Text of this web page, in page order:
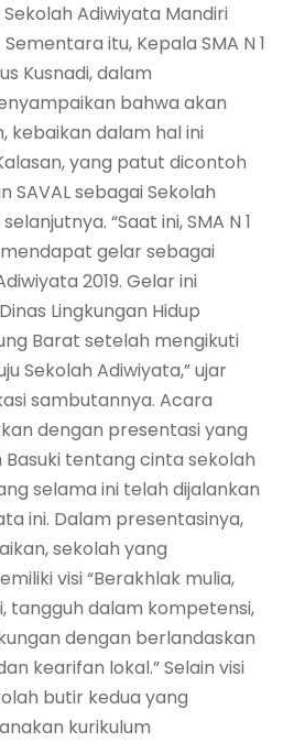
Adiwiyata Mandiri
Sementara itu, Kepala SMA N 1
Kusnadi, dalam
bahwa akan
kebaikan dalam hal ini
yang patut dicontoh
SAVAL sebagai Sekolah
“Saat ini, SMA N 1
gelar sebagai
2019. Gelar ini
Lingkungan Hidup
Barat setelah mengikuti
Sekolah Adiwiyata,” ujar
sambutannya. Acara
dengan presentasi yang
tentang cinta sekolah
selama ini telah dijalankan
ini. Dalam presentasinya,
sekolah yang
visi “Berakhlak mulia,
tangguh dalam kompetensi,
dengan berlandaskan
kearifan lokal.” Selain visi
butir kedua yang
kurikulum